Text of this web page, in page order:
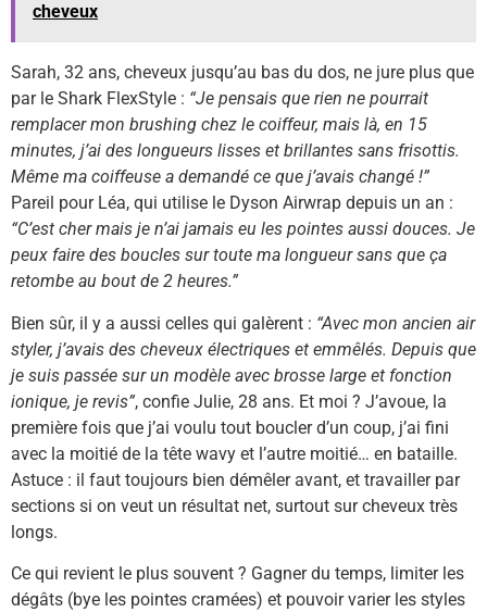
cheveux
Sarah, 32 ans, cheveux jusqu’au bas du dos, ne jure plus que
par le Shark FlexStyle : “Je pensais que rien ne pourrait
remplacer mon brushing chez le coiffeur, mais là, en 15
minutes, j’ai des longueurs lisses et brillantes sans frisottis.
Même ma coiffeuse a demandé ce que j’avais changé !”
Pareil pour Léa, qui utilise le Dyson Airwrap depuis un an :
“C’est cher mais je n’ai jamais eu les pointes aussi douces. Je
peux faire des boucles sur toute ma longueur sans que ça
retombe au bout de 2 heures.”
Bien sûr, il y a aussi celles qui galèrent : “Avec mon ancien air
styler, j’avais des cheveux électriques et emmêlés. Depuis que
je suis passée sur un modèle avec brosse large et fonction
ionique, je revis”, confie Julie, 28 ans. Et moi ? J’avoue, la
première fois que j’ai voulu tout boucler d’un coup, j’ai fini
avec la moitié de la tête wavy et l’autre moitié… en bataille.
Astuce : il faut toujours bien démêler avant, et travailler par
sections si on veut un résultat net, surtout sur cheveux très
longs.
Ce qui revient le plus souvent ? Gagner du temps, limiter les
dégâts (bye les pointes cramées) et pouvoir varier les styles